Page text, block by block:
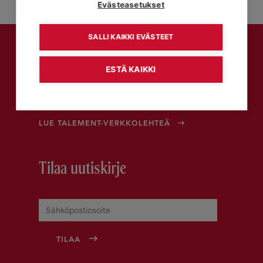
Talement-asiakaslehti
LUE TALEMENT-VERKKOLEHTEÄ
Tilaa uutiskirje
Evästeasetukset
SALLI KAIKKI EVÄSTEET
ESTÄ KAIKKI